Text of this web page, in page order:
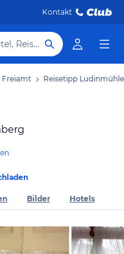
Kontakt
Hotel, Reiseziel
Freiamt Reisetipp Ludinmühle
Bilder Hotels